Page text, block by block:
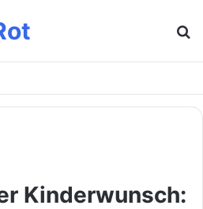
Kinderwunsch: